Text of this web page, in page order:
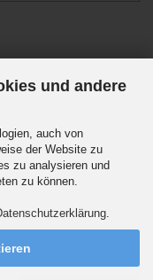
und andere
auch von
der Website zu
zu analysieren und
zu können.
Euro innerhalb